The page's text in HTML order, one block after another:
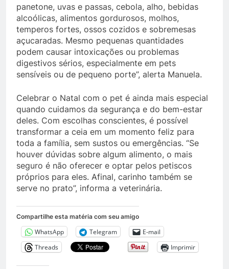
panetone, uvas e passas, cebola, alho, bebidas
alcoólicas, alimentos gordurosos, molhos,
temperos fortes, ossos cozidos e sobremesas
açucaradas. Mesmo pequenas quantidades
podem causar intoxicações ou problemas
digestivos sérios, especialmente em pets
sensíveis ou de pequeno porte”, alerta Manuela.
Celebrar o Natal com o pet é ainda mais especial
quando cuidamos da segurança e do bem-estar
deles. Com escolhas conscientes, é possível
transformar a ceia em um momento feliz para
toda a família, sem sustos ou emergências. “Se
houver dúvidas sobre algum alimento, o mais
seguro é não oferecer e optar pelos petiscos
próprios para eles. Afinal, carinho também se
serve no prato”, informa a veterinária.
Compartilhe esta matéria com seu amigo
WhatsApp Telegram
E-mail
Threads
Imprimir